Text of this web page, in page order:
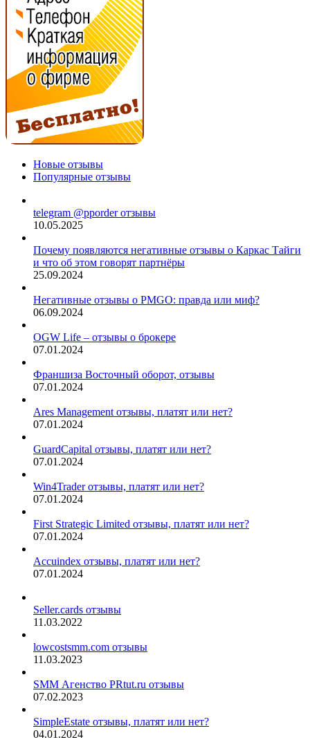
Новые отзывы
Популярные отзывы
telegram @pporder отзывы
10.05.2025
Почему появляются негативные отзывы о Каркас Тайги
и что об этом говорят партнёры
25.09.2024
Негативные отзывы о PMGO: правда или миф?
06.09.2024
OGW Life – отзывы о брокере
07.01.2024
Франшиза Восточный оборот, отзывы
07.01.2024
Ares Management отзывы, платят или нет?
07.01.2024
GuardCapital отзывы, платят или нет?
07.01.2024
Win4Trader отзывы, платят или нет?
07.01.2024
First Strategic Limited отзывы, платят или нет?
07.01.2024
Accuindex отзывы, платят или нет?
07.01.2024
Seller.cards отзывы
11.03.2022
lowcostsmm.com отзывы
11.03.2023
SMM Агенство PRtut.ru отзывы
07.02.2023
SimpleEstate отзывы, платят или нет?
04.01.2024